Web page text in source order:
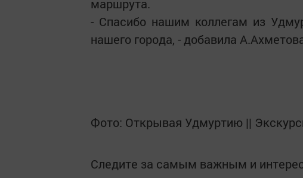
маршрута.
- Спасибо нашим коллегам из
нашего города, - добавила
Фото: Открывая Удмуртию ||
Следите за самым важным и